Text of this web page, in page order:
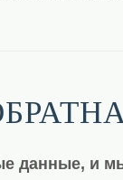
данные, и